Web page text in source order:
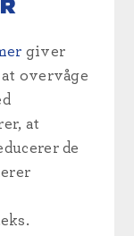
giver
overvåge
at
de